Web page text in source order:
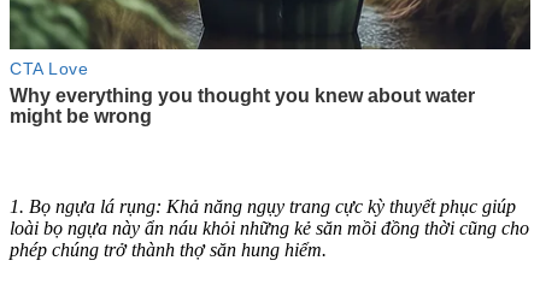
1. Bọ ngựa lá rụng: Khả năng ngụy trang cực kỳ thuyết phục giúp
loài bọ ngựa này ẩn náu khỏi những kẻ săn mồi đồng thời cũng cho
phép chúng trở thành thợ săn hung hiểm.